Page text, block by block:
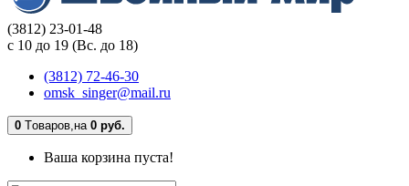
(3812) 23-01-48
с 10 до 19 (Вс. до 18)
(3812) 72-46-30
omsk_singer@mail.ru
0 Tоваров,на 0 руб.
Ваша корзина пуста!